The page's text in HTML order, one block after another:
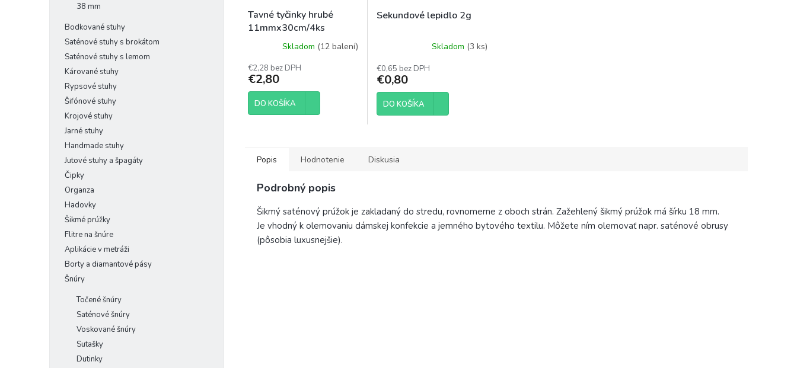
38 mm
Bodkované stuhy
Saténové stuhy s brokátom
Saténové stuhy s lemom
Kárované stuhy
Rypsové stuhy
Šifónové stuhy
Krojové stuhy
Jarné stuhy
Handmade stuhy
Jutové stuhy a špagáty
Čipky
Organza
Hadovky
Šikmé prúžky
Flitre na šnúre
Aplikácie v metráži
Borty a diamantové pásy
Šnúry
Točené šnúry
Saténové šnúry
Voskované šnúry
Sutašky
Dutinky
Tavné tyčinky hrubé
11mmx30cm/4ks
Skladom (12 balení)
€2,28 bez DPH
€2,80
DO KOŠÍKA
Sekundové lepidlo 2g
Skladom (3 ks)
€0,65 bez DPH
€0,80
DO KOŠÍKA
Popis Hodnotenie Diskusia
Podrobný popis
Šikmý saténový prúžok je zakladaný do stredu, rovnomerne z oboch strán. Zažehlený šikmý prúžok má šírku 18 mm.
Je vhodný k olemovaniu dámskej konfekcie a jemného bytového textilu. Môžete ním olemovať napr. saténové obrusy
(pôsobia luxusnejšie).